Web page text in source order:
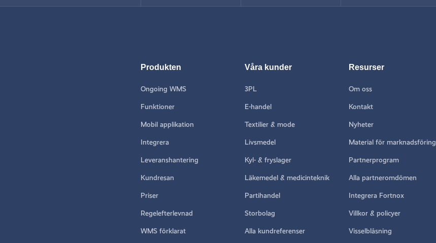
Produkten
Ongoing WMS
Funktioner
Mobil applikation
Integrera
Leveranshantering
Kundresan
Priser
Regelefterlevnad
WMS förklarat
Våra kunder
3PL
E-handel
Textilier & mode
Livsmedel
Kyl- & fryslager
Läkemedel & medicinteknik
Partihandel
Storbolag
Alla kundreferenser
Resurser
Om oss
Kontakt
Nyheter
Material för marknadsföring
Partnerprogram
Alla partneromdömen
Integrera Fortnox
Villkor & policyer
Visselblåsning